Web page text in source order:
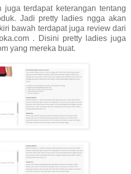
juga terdapat keterangan tentang
Jadi pretty ladies ngga akan
bawah terdapat juga review dari
. Disini pretty ladies juga
yang mereka buat.